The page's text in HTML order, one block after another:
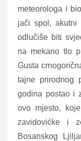
meteorologa i
jači spol,
odlučiše biti
na mekano tlo
Gusta
tajne prirodnog
godina postao i
ovo mjesto,
zavidovićke i
Bosanskog